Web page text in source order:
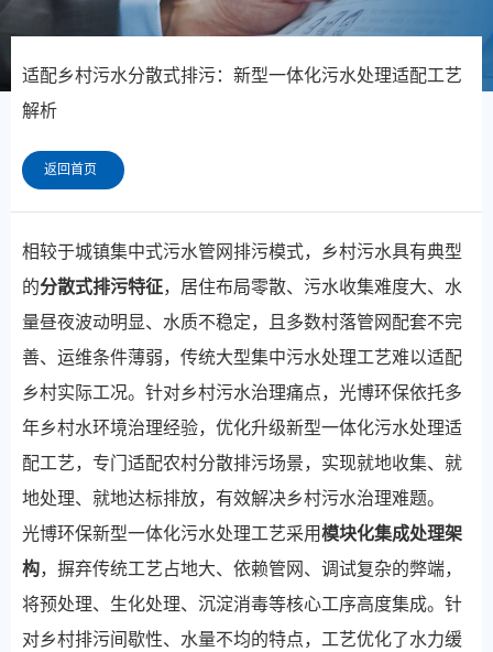
适配乡村污水分散式排污：新型一体化污水处理适配工艺
解析
返回首页
相较于城镇集中式污水管网排污模式，乡村污水具有典型
的分散式排污特征，居住布局零散、污水收集难度大、水
量昼夜波动明显、水质不稳定，且多数村落管网配套不完
善、运维条件薄弱，传统大型集中污水处理工艺难以适配
乡村实际工况。针对乡村污水治理痛点，光博环保依托多
年乡村水环境治理经验，优化升级新型一体化污水处理适
配工艺，专门适配农村分散排污场景，实现就地收集、就
地处理、就地达标排放，有效解决乡村污水治理难题。
光博环保新型一体化污水处理工艺采用模块化集成处理架
构，摒弃传统工艺占地大、依赖管网、调试复杂的弊端，
将预处理、生化处理、沉淀消毒等核心工序高度集成。针
对乡村排污间歇性、水量不均的特点，工艺优化了水力缓